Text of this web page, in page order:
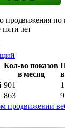
продвижения
лет
Кол-во показов
в месяц
901
1
863
9
продвижении